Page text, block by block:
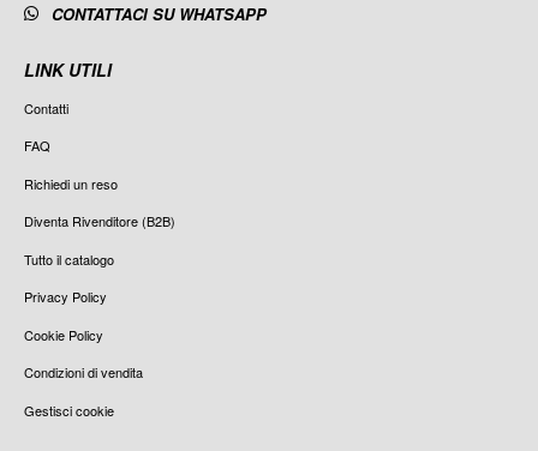
CONTATTACI SU WHATSAPP
LINK UTILI
Contatti
FAQ
Richiedi un reso
Diventa Rivenditore (B2B)
Tutto il catalogo
Privacy Policy
Cookie Policy
Condizioni di vendita
Gestisci cookie